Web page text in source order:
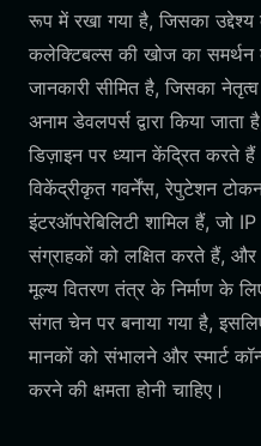
रूप में रखा गया है, जिसका
कलेक्टिबल्स की खोज का समर्थन
जानकारी सीमित है, जिसका
अनाम डेवलपर्स द्वारा किया
डिज़ाइन पर ध्यान केंद्रित करते
विकेंद्रीकृत गवर्नेंस, रेपुटेशन
इंटरऑपरेबिलिटी शामिल हैं, जो
संग्राहकों को लक्षित करते हैं, और
मूल्य वितरण तंत्र के निर्माण के
संगत चेन पर बनाया गया है,
मानकों को संभालने और स्मार्ट
करने की क्षमता होनी चाहिए।